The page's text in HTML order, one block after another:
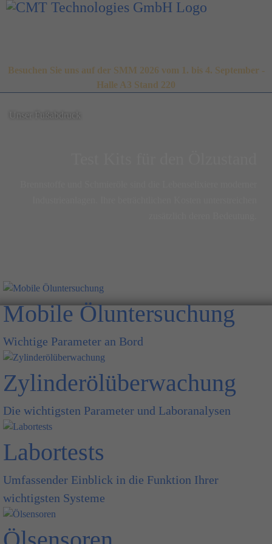
Besuchen Sie uns auf der SMM 2026 vom 1. bis 4. September -
Halle A3 Stand 220
Unser Fußabdruck
Mobile Öluntersuchung
Wichtige Parameter an Bord
Zylinderölüberwachung
Die wichtigsten Parameter und Laboranalysen
Labortests
Umfassender Einblick in die Funktion Ihrer
wichtigsten Systeme